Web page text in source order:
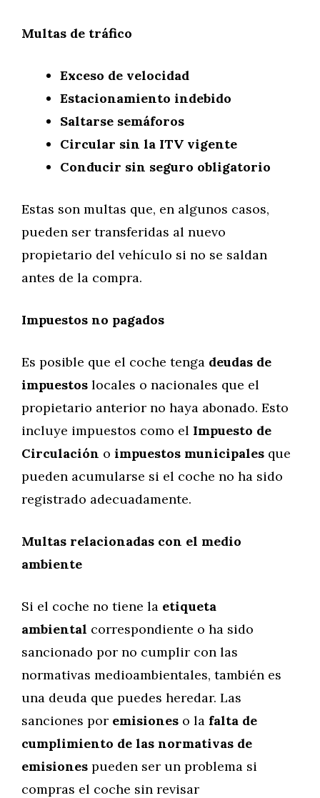
Multas de tráfico
Exceso de velocidad
Estacionamiento indebido
Saltarse semáforos
Circular sin la ITV vigente
Conducir sin seguro obligatorio
Estas son multas que, en algunos casos,
pueden ser transferidas al nuevo
propietario del vehículo si no se saldan
antes de la compra.
Impuestos no pagados
Es posible que el coche tenga deudas de
impuestos locales o nacionales que el
propietario anterior no haya abonado. Esto
incluye impuestos como el Impuesto de
Circulación o impuestos municipales que
pueden acumularse si el coche no ha sido
registrado adecuadamente.
Multas relacionadas con el medio
ambiente
Si el coche no tiene la etiqueta
ambiental correspondiente o ha sido
sancionado por no cumplir con las
normativas medioambientales, también es
una deuda que puedes heredar. Las
sanciones por emisiones o la falta de
cumplimiento de las normativas de
emisiones pueden ser un problema si
compras el coche sin revisar